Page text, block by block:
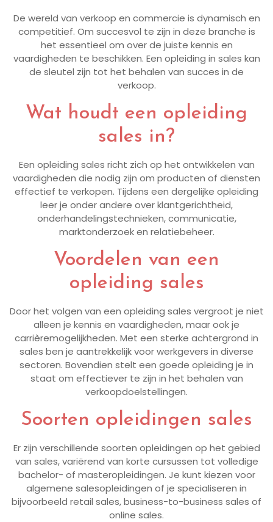
De wereld van verkoop en commercie is dynamisch en
competitief. Om succesvol te zijn in deze branche is
het essentieel om over de juiste kennis en
vaardigheden te beschikken. Een opleiding in sales kan
de sleutel zijn tot het behalen van succes in de
verkoop.
Wat houdt een opleiding
sales in?
Een opleiding sales richt zich op het ontwikkelen van
vaardigheden die nodig zijn om producten of diensten
effectief te verkopen. Tijdens een dergelijke opleiding
leer je onder andere over klantgerichtheid,
onderhandelingstechnieken, communicatie,
marktonderzoek en relatiebeheer.
Voordelen van een
opleiding sales
Door het volgen van een opleiding sales vergroot je niet
alleen je kennis en vaardigheden, maar ook je
carrièremogelijkheden. Met een sterke achtergrond in
sales ben je aantrekkelijk voor werkgevers in diverse
sectoren. Bovendien stelt een goede opleiding je in
staat om effectiever te zijn in het behalen van
verkoopdoelstellingen.
Soorten opleidingen sales
Er zijn verschillende soorten opleidingen op het gebied
van sales, variërend van korte cursussen tot volledige
bachelor- of masteropleidingen. Je kunt kiezen voor
algemene salesopleidingen of je specialiseren in
bijvoorbeeld retail sales, business-to-business sales of
online sales.